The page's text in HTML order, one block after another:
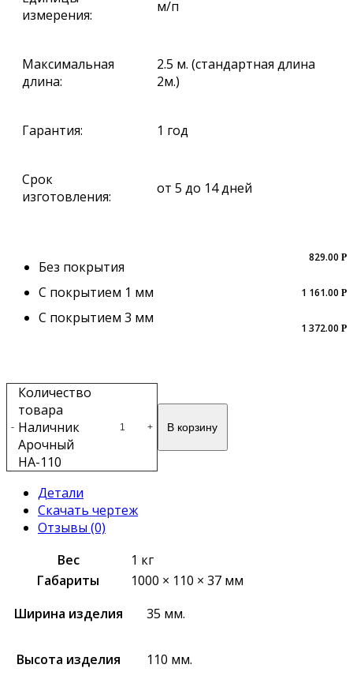
измерения:
м/п
Максимальная
длина:
2.5 м. (стандартная длина
2м.)
Гарантия: 1 год
Срок
изготовления:
от 5 до 14 дней
Без покрытия
С покрытием 1 мм
С покрытием 3 мм
-
Количество
товара
Наличник
Арочный
НА-110
+ В корзину
829.00 Р
1 161.00 Р
1 372.00 Р
Детали
Скачать чертеж
Отзывы (0)
Вес
1 кг
Габариты
1000 × 110 × 37 мм
Ширина изделия
35 мм.
Высота изделия 110 мм.